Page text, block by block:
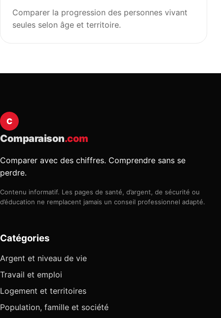
Comparer la progression des personnes vivant
seules selon âge et territoire.
C
Comparaison.com
Comparer avec des chiffres. Comprendre sans se
perdre.
Contenu informatif. Les pages de santé, d’argent, de sécurité ou
d’éducation ne remplacent jamais un conseil professionnel adapté.
Catégories
Argent et niveau de vie
Travail et emploi
Logement et territoires
Population, famille et société